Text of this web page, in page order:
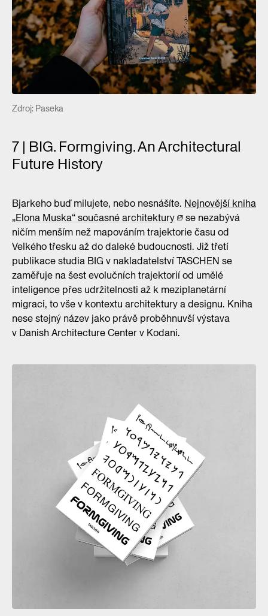
Zdroj: Paseka
7 | BIG. Formgiving. An Architectural
Future History
Bjarkeho buď milujete, nebo nesnášíte. Nejnovější kniha
„Elona Muska“ současné architektury
se nezabývá
ničím menším než mapováním trajektorie času od
Velkého třesku až do daleké budoucnosti. Již třetí
publikace studia BIG v nakladatelství TASCHEN se
zaměřuje na šest evolučních trajektorií od umělé
inteligence přes udržitelnosti až k meziplanetární
migraci, to vše v kontextu architektury a designu. Kniha
nese stejný název jako právě proběhnuvší výstava
v Danish Architecture Center v Kodani.